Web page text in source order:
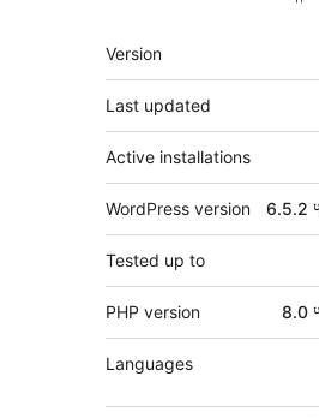
ཟུར་
བརྗོད།
Version
Last updated
Active installations
WordPress version 6.5.2
Tested up to
PHP version 8.0
Languages